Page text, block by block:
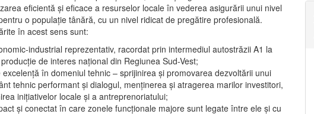
eficientă şi eficace a resurselor locale în vederea asigurării unui nivel
o populaţie tânără, cu un nivel ridicat de pregătire profesională.
în acest sens sunt:
industrial reprezentativ, racordat prin intermediul autostrăzii A1 la
de interes naţional din Regiunea Sud-Vest;
în domeniul tehnic – sprijinirea şi promovarea dezvoltării unui
tehnic performant şi dialogul, menţinerea şi atragerea marilor investitori,
iniţiativelor locale şi a antreprenoriatului;
şi conectat în care zonele funcţionale majore sunt legate între ele şi cu